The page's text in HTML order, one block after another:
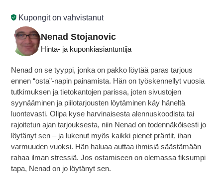
Kupongit on vahvistanut
Nenad Stojanovic
Hinta- ja kuponkiasiantuntija
Nenad on se tyyppi, jonka on pakko löytää paras tarjous
ennen “osta”-napin painamista. Hän on työskennellyt vuosia
tutkimuksen ja tietokantojen parissa, joten sivustojen
syynääminen ja piilotarjousten löytäminen käy häneltä
luontevasti. Olipa kyse harvinaisesta alennuskoodista tai
rajoitetun ajan tarjouksesta, niin Nenad on todennäköisesti jo
löytänyt sen – ja lukenut myös kaikki pienet präntit, ihan
varmuuden vuoksi. Hän haluaa auttaa ihmisiä säästämään
rahaa ilman stressiä. Jos ostamiseen on olemassa fiksumpi
tapa, Nenad on jo löytänyt sen.